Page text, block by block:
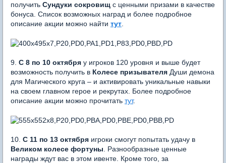
получить Сундуки сокровищ с ценными призами в качестве
бонуса. Список возможных наград и более подробное
описание акции можно найти тут
9. С 8 по 10 октября у игроков 120 уровня и выше будет
возможность получить в Колесе призывателя Души демона
для Магического круга – и активировать уникальные навыки
на своем главном герое и рекрутах. Более подробное
описание акции можно прочитать тут.
10. С 11 по 13 октября игроки смогут попытать удачу в
Великом колесе фортуны . Разнообразные ценные
награды ждут вас в этом ивенте. Кроме того, за